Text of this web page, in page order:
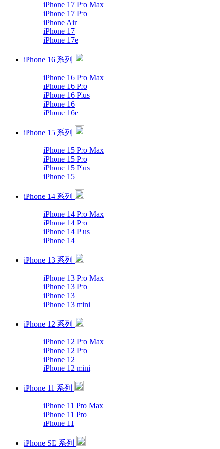
iPhone 17 Pro Max
iPhone 17 Pro
iPhone Air
iPhone 17
iPhone 17e
iPhone 16 系列
iPhone 16 Pro Max
iPhone 16 Pro
iPhone 16 Plus
iPhone 16
iPhone 16e
iPhone 15 系列
iPhone 15 Pro Max
iPhone 15 Pro
iPhone 15 Plus
iPhone 15
iPhone 14 系列
iPhone 14 Pro Max
iPhone 14 Pro
iPhone 14 Plus
iPhone 14
iPhone 13 系列
iPhone 13 Pro Max
iPhone 13 Pro
iPhone 13
iPhone 13 mini
iPhone 12 系列
iPhone 12 Pro Max
iPhone 12 Pro
iPhone 12
iPhone 12 mini
iPhone 11 系列
iPhone 11 Pro Max
iPhone 11 Pro
iPhone 11
iPhone SE 系列